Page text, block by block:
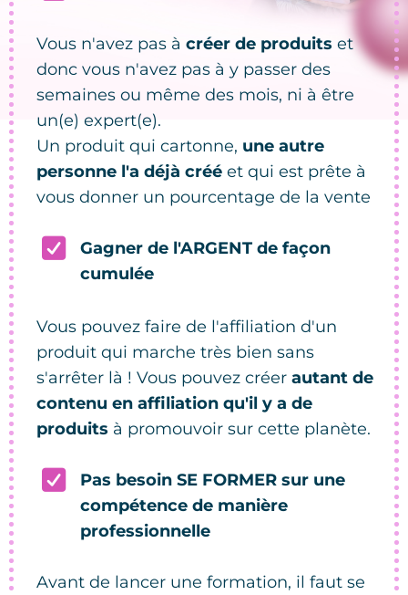
Vous n'avez pas à créer de produits et
donc vous n'avez pas à y passer des
semaines ou même des mois, ni à être
un(e) expert(e).
Un produit qui cartonne, une autre
personne l'a déjà créé et qui est prête à
vous donner un pourcentage de la vente
Gagner de l'ARGENT de façon
cumulée
Vous pouvez faire de l'affiliation d'un
produit qui marche très bien sans
s'arrêter là ! Vous pouvez créer autant de
contenu en affiliation qu'il y a de
produits à promouvoir sur cette planète.
Pas besoin SE FORMER sur une
compétence de manière
professionnelle
Avant de lancer une formation, il faut se